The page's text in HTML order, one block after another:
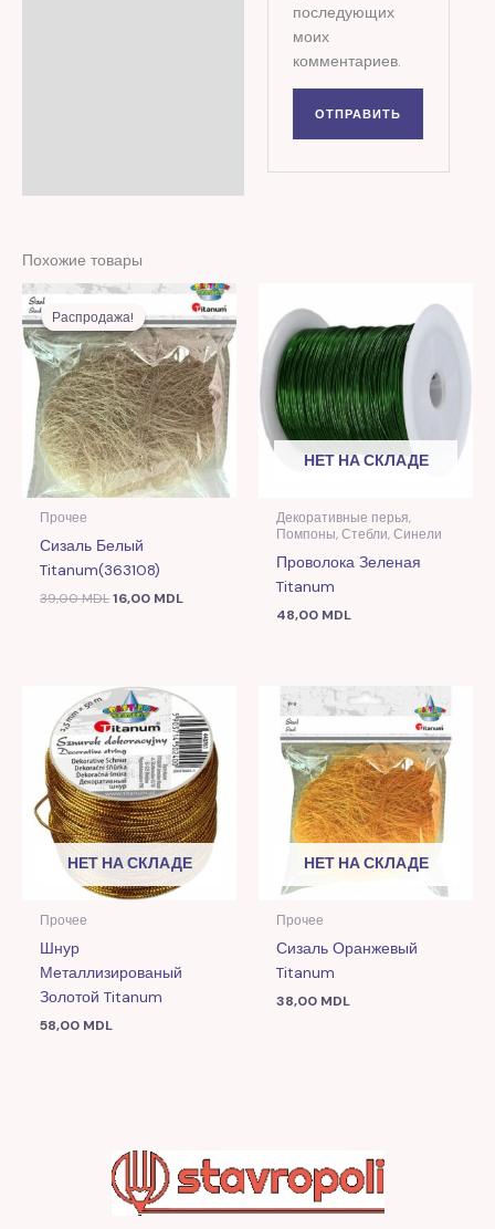
последующих
моих
комментариев.
Похожие товары
Распродажа!
Распродажа!
Прочее
Сизаль Белый
Titanum(363108)
39,00MDL
Первоначальная
составляла
39,00 MDL.
16,00 MDL
Текущая
цена:
16,00 MDL.
НЕТ НА СКЛАДЕ
Декоративные перья,
Помпоны, Стебли, Синели
Проволока Зеленая
Titanum
48,00 MDL
НЕТ НА СКЛАДЕ
Прочее
Шнур
Металлизированый
Золотой Titanum
58,00 MDL
НЕТ НА СКЛАДЕ
Прочее
Сизаль Оранжевый
Titanum
38,00 MDL